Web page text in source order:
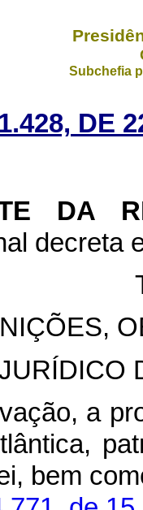
Subchefia
DE
DA
decreta
a
bem